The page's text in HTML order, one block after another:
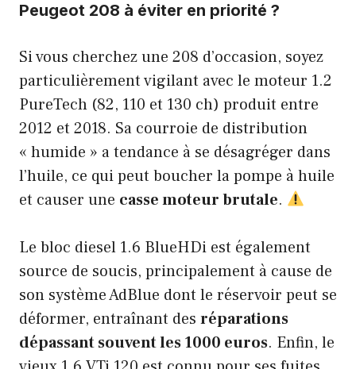
Peugeot 208 à éviter en priorité ?
Si vous cherchez une 208 d’occasion, soyez
particulièrement vigilant avec le moteur 1.2
PureTech (82, 110 et 130 ch) produit entre
2012 et 2018. Sa courroie de distribution
« humide » a tendance à se désagréger dans
l’huile, ce qui peut boucher la pompe à huile
et causer une casse moteur brutale.
Le bloc diesel 1.6 BlueHDi est également
source de soucis, principalement à cause de
son système AdBlue dont le réservoir peut se
déformer, entraînant des réparations
dépassant souvent les 1000 euros. Enfin, le